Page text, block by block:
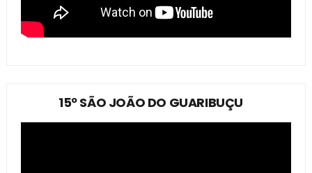
15º SÃO JOÃO DO GUARIBUÇU